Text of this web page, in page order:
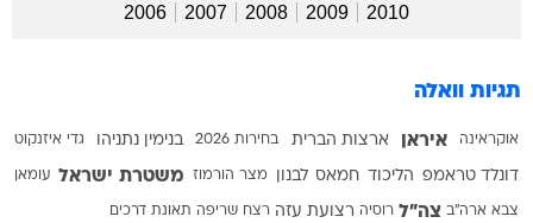
2010
2009
2008
2007
2006
תגיות וואלה
אוקראינה איראן ארצות הברית בחירות 2026 בנימין נתניהו גדי איזנקוט
דונלד טראמפ הליכוד חמאס לבנון מצר הורמוז משטרת ישראל עומאן
צבא ארה"ב צה"ל רוסיה רצועת עזה רצח שריפה תאונת דרכים